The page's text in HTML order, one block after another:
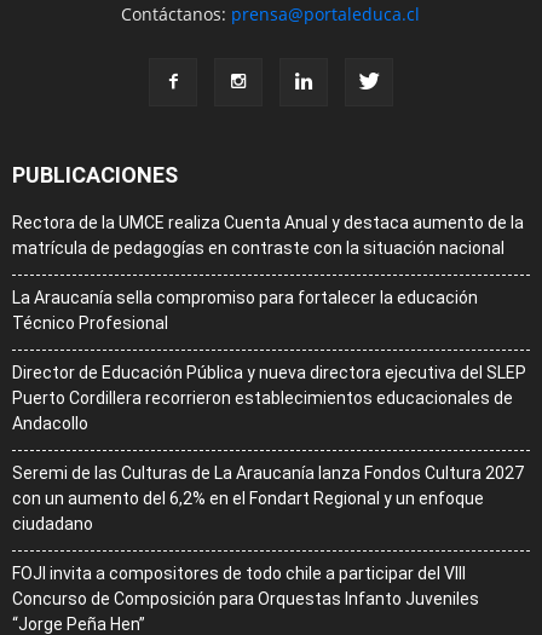
Contáctanos: prensa@portaleduca.cl
PUBLICACIONES
Rectora de la UMCE realiza Cuenta Anual y destaca aumento de la
matrícula de pedagogías en contraste con la situación nacional
La Araucanía sella compromiso para fortalecer la educación
Técnico Profesional
Director de Educación Pública y nueva directora ejecutiva del SLEP
Puerto Cordillera recorrieron establecimientos educacionales de
Andacollo
Seremi de las Culturas de La Araucanía lanza Fondos Cultura 2027
con un aumento del 6,2% en el Fondart Regional y un enfoque
ciudadano
FOJI invita a compositores de todo chile a participar del VIII
Concurso de Composición para Orquestas Infanto Juveniles
“Jorge Peña Hen”